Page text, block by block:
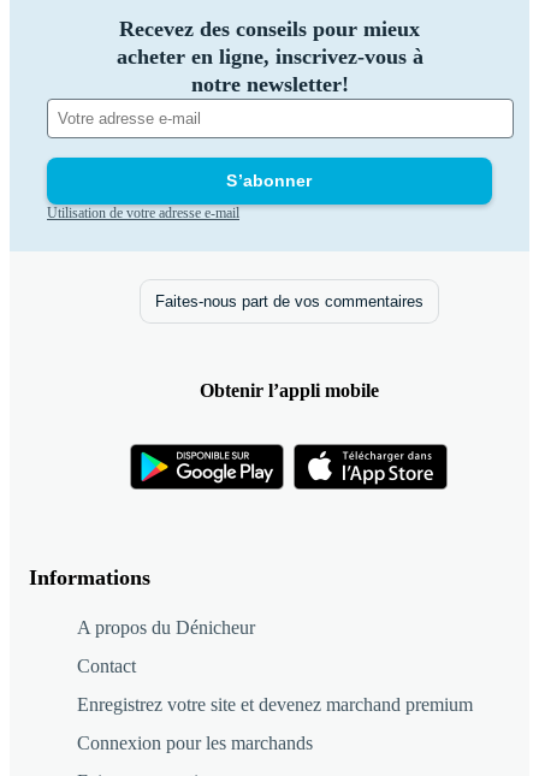
Recevez des conseils pour mieux
acheter en ligne, inscrivez-vous à
notre newsletter!
S’abonner
Utilisation de votre adresse e-mail
Informations
A propos du Dénicheur
Contact
Enregistrez votre site et devenez marchand premium
Connexion pour les marchands
Faites-nous part de vos commentaires
Obtenir l’appli mobile